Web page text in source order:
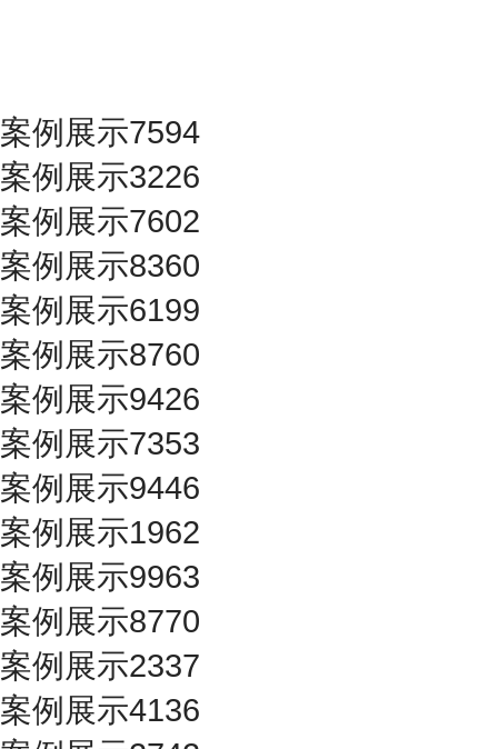
案例展示7594
案例展示3226
案例展示7602
案例展示8360
案例展示6199
案例展示8760
案例展示9426
案例展示7353
案例展示9446
案例展示1962
案例展示9963
案例展示8770
案例展示2337
案例展示4136